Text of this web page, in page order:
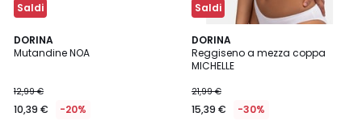
Saldi
DORINA
Mutandine NOA
12,99 €
10,39 € -20%
Saldi
DORINA
Reggiseno a mezza coppa
MICHELLE
21,99 €
15,39 € -30%
2
Colori